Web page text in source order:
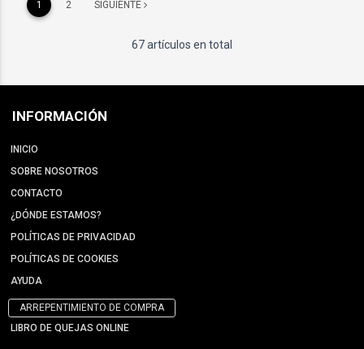
1 2 SIGUIENTE
67 artículos en total
INFORMACIÓN
INICIO
SOBRE NOSOTROS
CONTACTO
¿DÓNDE ESTAMOS?
POLÍTICAS DE PRIVACIDAD
POLÍTICAS DE COOKIES
AYUDA
ARREPENTIMIENTO DE COMPRA
LIBRO DE QUEJAS ONLINE